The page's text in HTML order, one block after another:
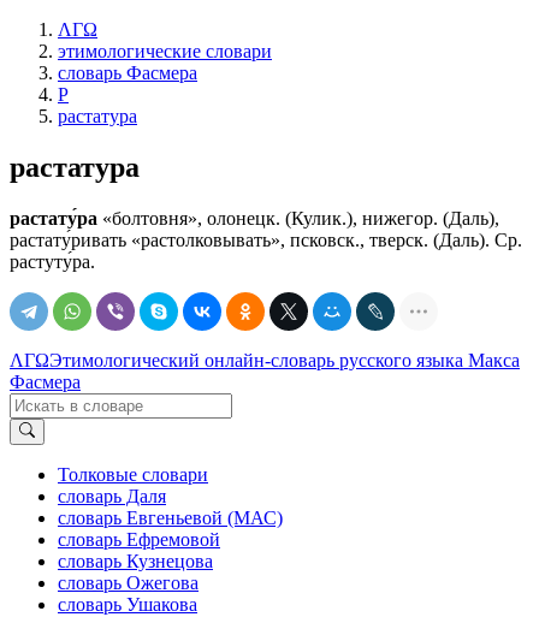
ΛΓΩ
этимологические словари
словарь Фасмера
Р
растатура
растатура
растату́ра «болтовня», олонецк. (Кулик.), нижегор. (Даль),
растату́ривать «растолковывать», псковск., тверск. (Даль). Ср.
растуту́ра.
ΛΓΩЭтимологический онлайн-словарь русского языка Макса
Фасмера
Толковые словари
словарь Даля
словарь Евгеньевой (МАС)
словарь Ефремовой
словарь Кузнецова
словарь Ожегова
словарь Ушакова